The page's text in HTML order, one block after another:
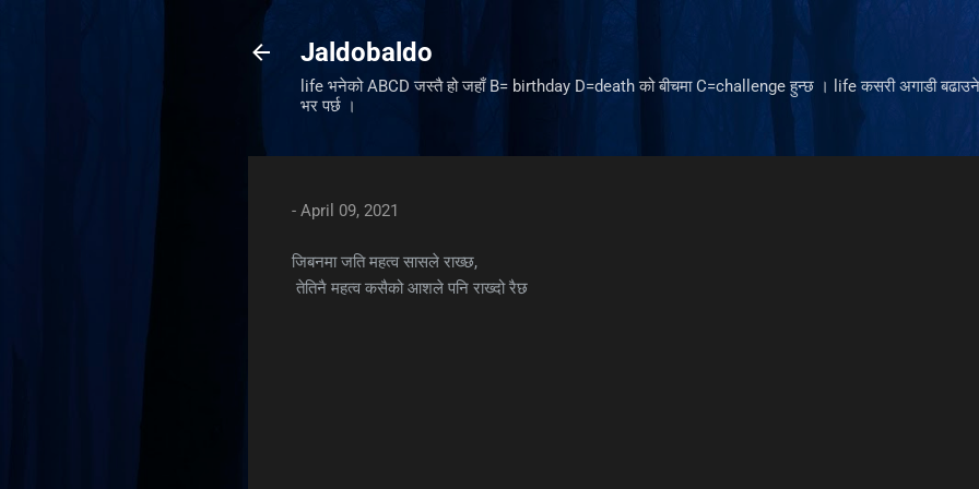
Jaldobaldo
life भनेको ABCD जस्तै हो जहाँ B= birthday D=death को बीचमा C=challenge हुन्छ । life कसरी अगाडी
भर पर्छ ।
- April 09, 2021
जिबनमा जति महत्व सासले राख्छ,
तेतिनै महत्व कसैको आशले पनि राख्दो रैछ